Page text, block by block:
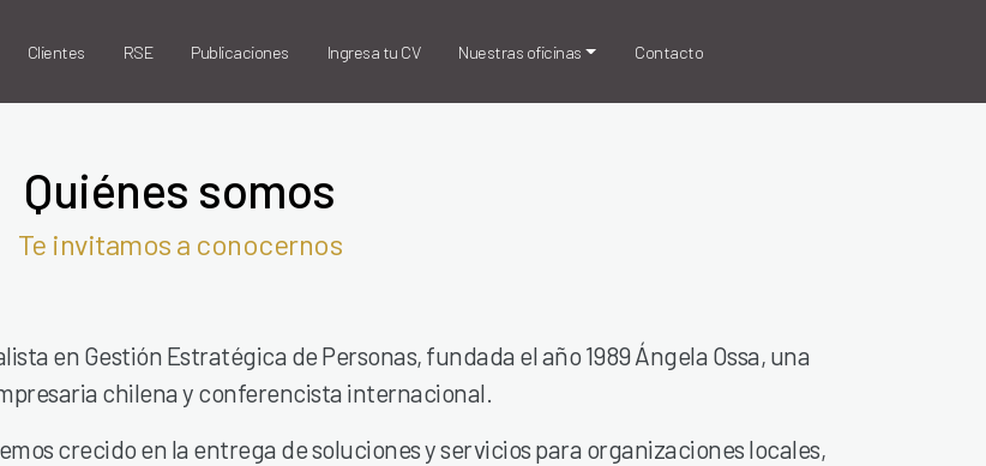
Clientes RSE Publicaciones Ingresa tu CV Nuestras oficinas Contacto
Quiénes somos
Te invitamos a conocernos
en Gestión Estratégica de Personas, fundada el año 1989 Ángela Ossa, una
chilena y conferencista internacional.
crecido en la entrega de soluciones y servicios para organizaciones locales,